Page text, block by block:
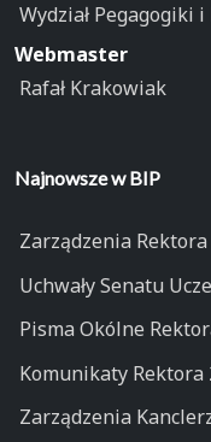
Wydział Pegagogiki
Webmaster
Rafał Krakowiak
Najnowsze w BIP
Zarządzenia
Uchwały Senatu
Pisma Okólne
Komunikaty Rektora
Zarządzenia